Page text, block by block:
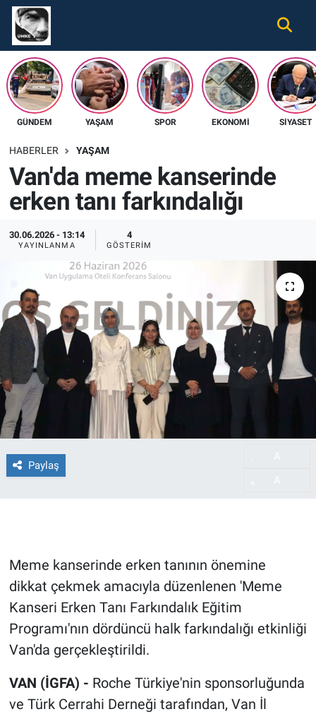
GÜNDEM YAŞAM SPOR EKONOMI SIYASET
HABERLER YAŞAM
Van'da meme kanserinde
erken tanı farkındalığı
30.06.2026 - 13:14
YAYINLANMA
4
GÖSTERIM
Paylaş
Meme kanserinde erken tanının önemine
dikkat çekmek amacıyla düzenlenen 'Meme
Kanseri Erken Tanı Farkındalık Eğitim
Programı'nın dördüncü halk farkındalığı etkinliği
Van'da gerçekleştirildi.
VAN (İGFA) - Roche Türkiye'nin sponsorluğunda
ve Türk Cerrahi Derneği tarafından, Van İl
Gündem
Ekonomi
Spor
Tüm Haberler
İletişim
Künye
Nöbetçi Eczaneler
Hava Durumu
Namaz Vakitleri
Süper Lig Puan Durumu ve Fikstür
Tüm Manşetler
Son Dakika Haberleri
Haber Arşivi